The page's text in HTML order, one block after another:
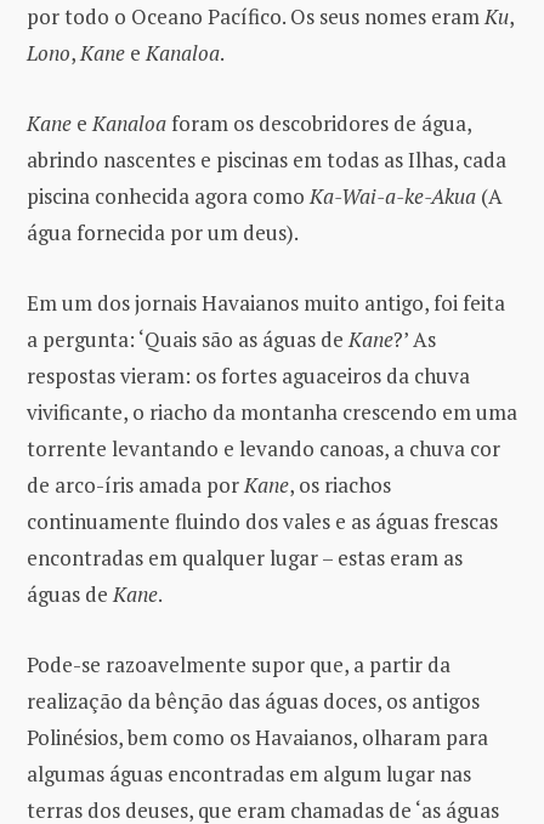
por todo o Oceano Pacífico. Os seus nomes eramKu,
Lono,Kane eKanaloa.
Kane eKanaloaforam os descobridores de água,
abrindo nascentes e piscinas em todas as Ilhas, cada
piscina conhecida agora comoKa-Wai-a-ke-Akua (A
água fornecida por um deus).
Em um dos jornais Havaianos muito antigo, foi feita
a pergunta: ‘Quais são as águas deKane?’ As
respostas vieram: os fortes aguaceiros da chuva
vivificante, o riacho da montanha crescendo em uma
torrente levantando e levando canoas, a chuva cor
de arco-íris amada porKane, os riachos
continuamente fluindo dos vales e as águas frescas
encontradas em qualquer lugar – estas eram as
águas deKane.
Pode-se razoavelmente supor que, a partir da
realização da bênção das águas doces, os antigos
Polinésios, bem como os Havaianos, olharam para
algumas águas encontradas em algum lugar nas
terras dos deuses, que eram chamadas de ‘as águas